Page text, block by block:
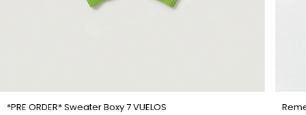
*PRE ORDER* Sweater Boxy 7 VUELOS